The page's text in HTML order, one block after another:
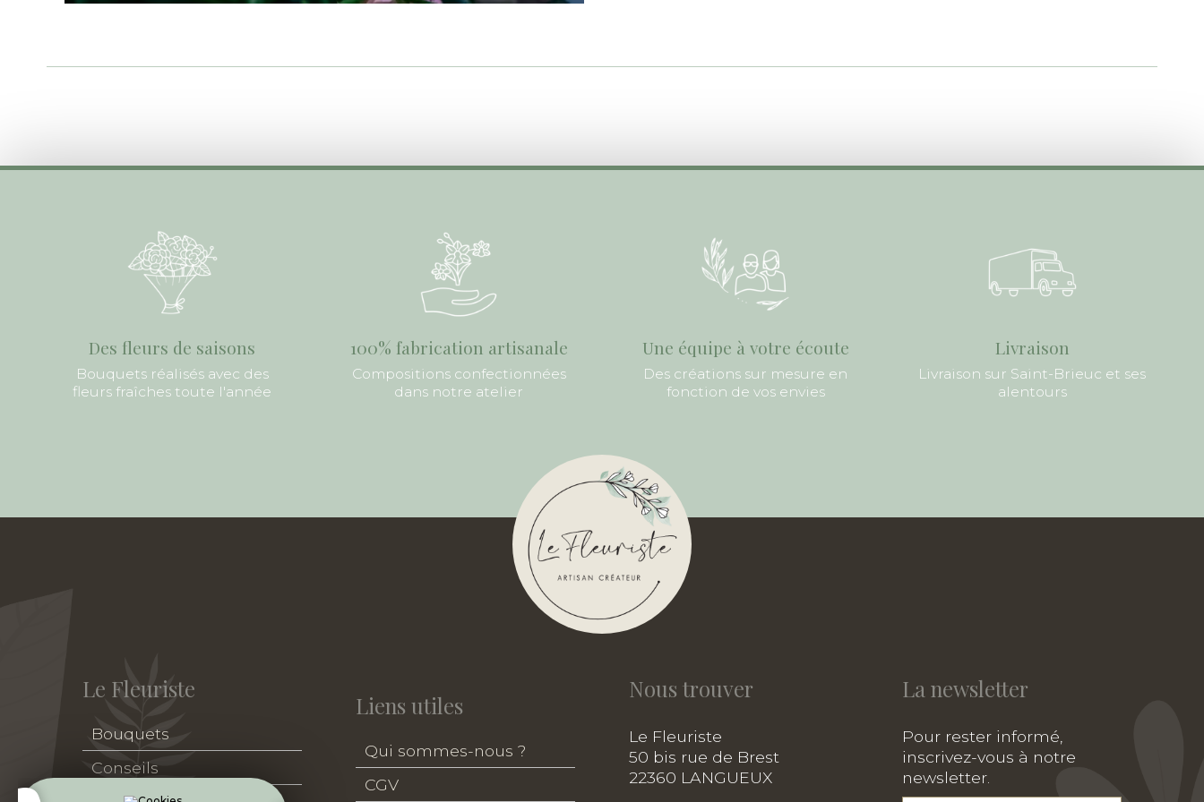
Des fleurs de saisons
Bouquets réalisés avec des
fleurs fraîches toute l'année
100% fabrication artisanale
Compositions confectionnées
dans notre atelier
Une équipe à votre écoute
Des créations sur mesure en
fonction de vos envies
Livraison
Livraison sur Saint-Brieuc et ses
alentours
Le Fleuriste
Bouquets
Conseils
Liens utiles
Qui sommes-nous ?
CGV
Nous trouver
Le Fleuriste
50 bis rue de Brest
22360 LANGUEUX
La newsletter
Pour rester informé,
inscrivez-vous à notre
newsletter.